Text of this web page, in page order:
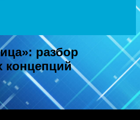
разбор
концепций